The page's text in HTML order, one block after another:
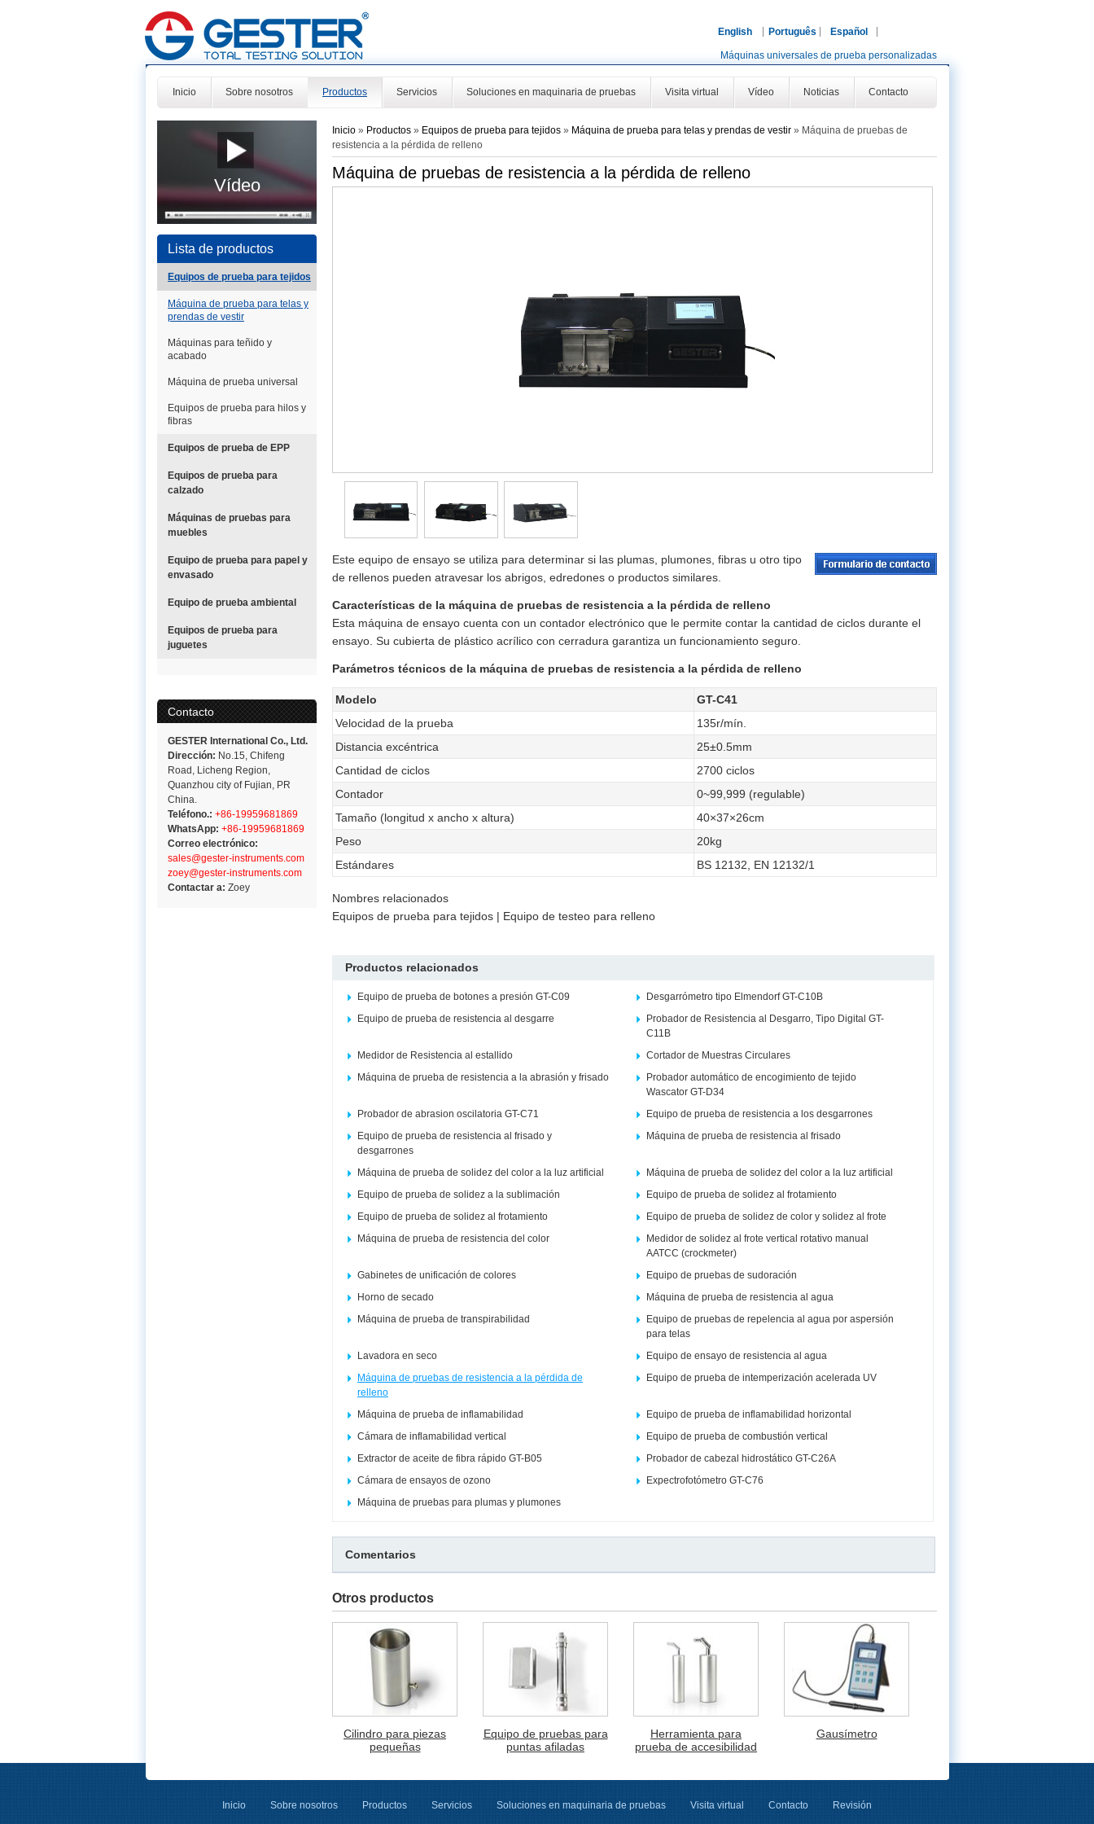
English Português Español
Máquinas universales de prueba personalizadas
Inicio Sobre nosotros Productos Servicios Soluciones en maquinaria de pruebas Visita virtual Vídeo Noticias Contacto
Vídeo
Lista de productos
Equipos de prueba para tejidos
Máquina de prueba para telas y
prendas de vestir
Máquinas para teñido y
acabado
Máquina de prueba universal
Equipos de prueba para hilos y
fibras
Equipos de prueba de EPP
Equipos de prueba para
calzado
Máquinas de pruebas para
muebles
Equipo de prueba para papel y
envasado
Equipo de prueba ambiental
Equipos de prueba para
juguetes
Contacto
GESTER International Co., Ltd.
Dirección: No.15, Chifeng
Road, Licheng Region,
Quanzhou city of Fujian, PR
China.
Teléfono.: +86-19959681869
WhatsApp: +86-19959681869
Correo electrónico:
sales@gester-instruments.com
zoey@gester-instruments.com
Contactar a: Zoey
Inicio » Productos » Equipos de prueba para tejidos » Máquina de prueba para telas y prendas de vestir » Máquina de pruebas de
resistencia a la pérdida de relleno
Máquina de pruebas de resistencia a la pérdida de relleno
Este equipo de ensayo se utiliza para determinar si las plumas, plumones, fibras u otro tipo
de rellenos pueden atravesar los abrigos, edredones o productos similares.
Características de la máquina de pruebas de resistencia a la pérdida de relleno
Esta máquina de ensayo cuenta con un contador electrónico que le permite contar la cantidad de ciclos durante el
ensayo. Su cubierta de plástico acrílico con cerradura garantiza un funcionamiento seguro.
Parámetros técnicos de la máquina de pruebas de resistencia a la pérdida de relleno
Modelo
GT-C41
Velocidad de la prueba
135r/mín.
Distancia excéntrica
25±0.5mm
Cantidad de ciclos
2700 ciclos
Contador
0~99,999 (regulable)
Tamaño (longitud x ancho x altura)
40×37×26cm
Peso
20kg
Estándares
BS 12132, EN 12132/1
Nombres relacionados
Equipos de prueba para tejidos | Equipo de testeo para relleno
Productos relacionados
Equipo de prueba de botones a presión GT-C09
Desgarrómetro tipo Elmendorf GT-C10B
Equipo de prueba de resistencia al desgarre
Probador de Resistencia al Desgarro, Tipo Digital GT-
C11B
Medidor de Resistencia al estallido
Cortador de Muestras Circulares
Máquina de prueba de resistencia a la abrasión y frisado
Probador automático de encogimiento de tejido
Wascator GT-D34
Probador de abrasion oscilatoria GT-C71
Equipo de prueba de resistencia a los desgarrones
Equipo de prueba de resistencia al frisado y
desgarrones
Máquina de prueba de resistencia al frisado
Máquina de prueba de solidez del color a la luz artificial
Máquina de prueba de solidez del color a la luz artificial
Equipo de prueba de solidez a la sublimación
Equipo de prueba de solidez al frotamiento
Equipo de prueba de solidez al frotamiento
Equipo de prueba de solidez de color y solidez al frote
Máquina de prueba de resistencia del color
Medidor de solidez al frote vertical rotativo manual
AATCC (crockmeter)
Gabinetes de unificación de colores
Equipo de pruebas de sudoración
Horno de secado
Máquina de prueba de resistencia al agua
Máquina de prueba de transpirabilidad
Equipo de pruebas de repelencia al agua por aspersión
para telas
Lavadora en seco
Equipo de ensayo de resistencia al agua
Máquina de pruebas de resistencia a la pérdida de
relleno
Equipo de prueba de intemperización acelerada UV
Máquina de prueba de inflamabilidad
Equipo de prueba de inflamabilidad horizontal
Cámara de inflamabilidad vertical
Equipo de prueba de combustión vertical
Extractor de aceite de fibra rápido GT-B05
Probador de cabezal hidrostático GT-C26A
Cámara de ensayos de ozono
Expectrofotómetro GT-C76
Máquina de pruebas para plumas y plumones
Comentarios
Otros productos
Cilindro para piezas
pequeñas
Equipo de pruebas para
puntas afiladas
Herramienta para
prueba de accesibilidad
Gausímetro
Inicio Sobre nosotros Productos Servicios Soluciones en maquinaria de pruebas Visita virtual Contacto Revisión